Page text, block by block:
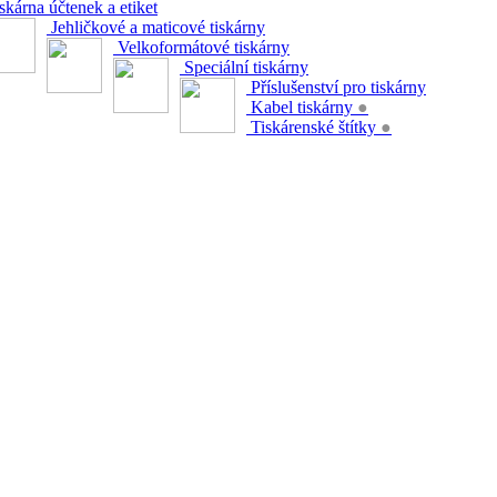
účtenek a etiket
Jehličkové a maticové tiskárny
Velkoformátové tiskárny
Speciální tiskárny
Příslušenství pro tiskárny
Kabel tiskárny ●
Tiskárenské štítky ●